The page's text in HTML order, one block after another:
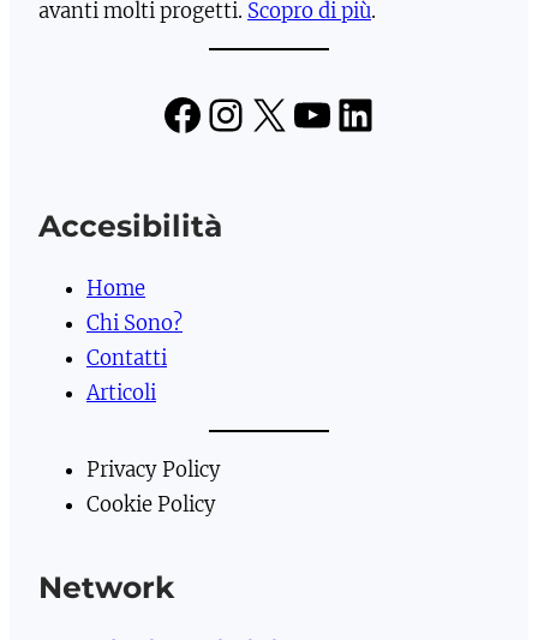
avanti molti progetti. Scopro di più.
Facebook Instagram X YouTube LinkedIn
Accesibilità
Home
Chi Sono?
Contatti
Articoli
Privacy Policy
Cookie Policy
Network